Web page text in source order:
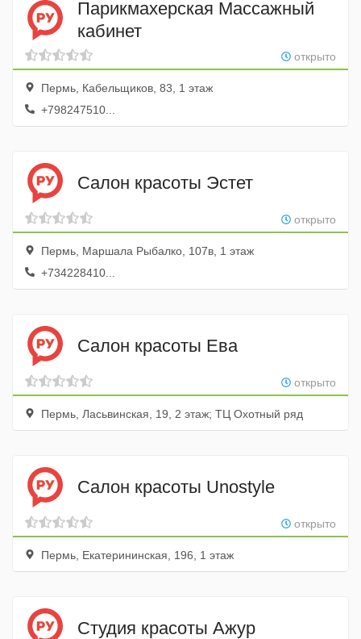
Парикмахерская Массажный
кабинет
открыто
Пермь, Кабельщиков, 83, 1 этаж
+798247510...
Салон красоты Эстет
открыто
Пермь, Маршала Рыбалко, 107в, 1 этаж
+734228410...
Салон красоты Ева
открыто
Пермь, Ласьвинская, 19, 2 этаж; ТЦ Охотный ряд
Салон красоты Unostyle
открыто
Пермь, Екатерининская, 196, 1 этаж
Студия красоты Ажур